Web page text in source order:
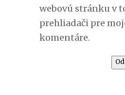
webovú stránku v
prehliadači pre
komentáre.